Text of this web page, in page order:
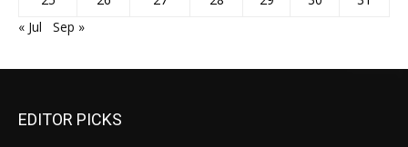
« Jul
Sep »
EDITOR PICKS